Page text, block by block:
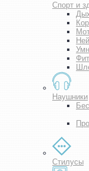
Спорт и
Наушники
Стилусы